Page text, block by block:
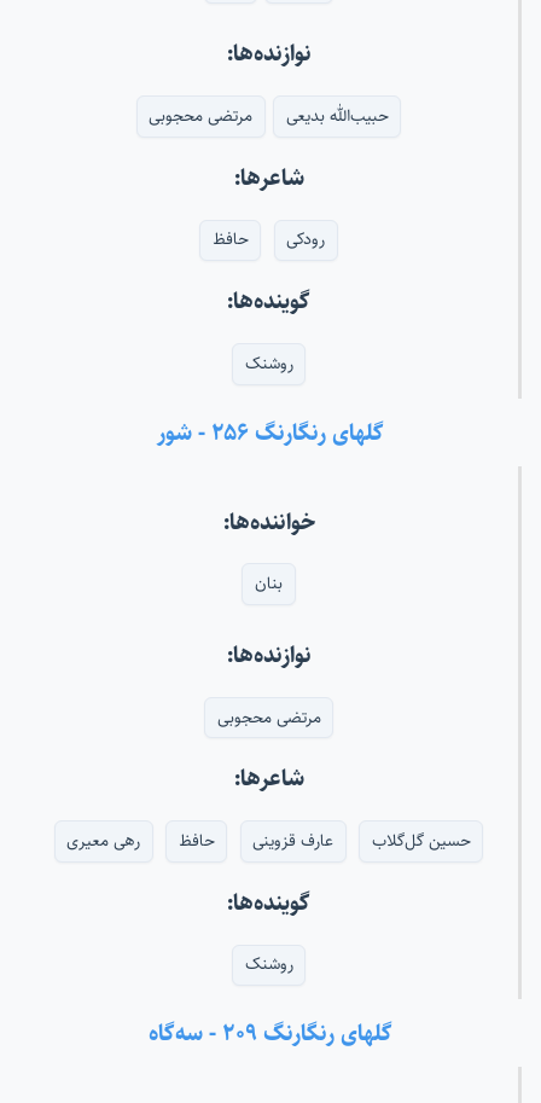
نوازنده‌ها:
حبیب‌الله بدیعی مرتضی محجوبی
شاعرها:
رودکی حافظ
گوینده‌ها:
روشنک
گلهای رنگارنگ ۲۵۶ - شور
خواننده‌ها:
بنان
نوازنده‌ها:
مرتضی محجوبی
شاعرها:
حسین گل‌گلاب عارف قزوینی حافظ رهی معیری
گوینده‌ها:
روشنک
گلهای رنگارنگ ۲۰۹ - سه‌گاه